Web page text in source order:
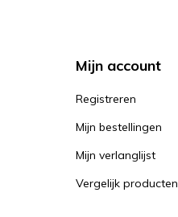
Mijn account
Registreren
Mijn bestellingen
Mijn verlanglijst
Vergelijk producten